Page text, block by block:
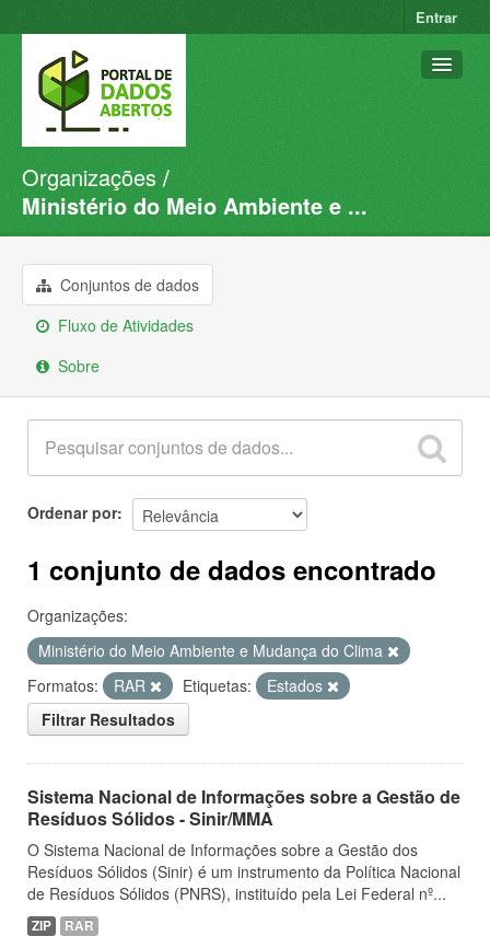
Entrar
Conjuntos de dados
Organizações
Sobre
Organizações
Ministério do Meio Ambiente e ...
Conjuntos de dados
Fluxo de Atividades
Sobre
Ordenar por
1 conjunto de dados encontrado
Organizações:
Ministério do Meio Ambiente e Mudança do Clima
Formatos:
RAR Etiquetas:
Estados
Filtrar Resultados
Sistema Nacional de Informações sobre a Gestão de
Resíduos Sólidos - Sinir/MMA
O Sistema Nacional de Informações sobre a Gestão dos
Resíduos Sólidos (Sinir) é um instrumento da Política Nacional
de Resíduos Sólidos (PNRS), instituído pela Lei Federal nº...
ZIP RAR